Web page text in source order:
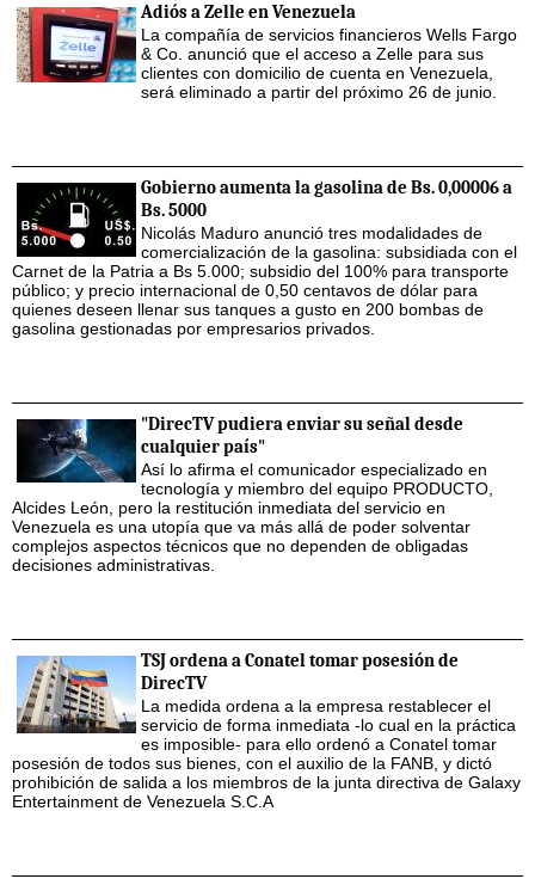
Adiós a Zelle en Venezuela
La compañía de servicios financieros Wells Fargo
& Co. anunció que el acceso a Zelle para sus
clientes con domicilio de cuenta en Venezuela,
será eliminado a partir del próximo 26 de junio.
Gobierno aumenta la gasolina de Bs. 0,00006 a
Bs. 5000
Nicolás Maduro anunció tres modalidades de
comercialización de la gasolina: subsidiada con el
Carnet de la Patria a Bs 5.000; subsidio del 100% para transporte
público; y precio internacional de 0,50 centavos de dólar para
quienes deseen llenar sus tanques a gusto en 200 bombas de
gasolina gestionadas por empresarios privados.
"DirecTV pudiera enviar su señal desde
cualquier país"
Así lo afirma el comunicador especializado en
tecnología y miembro del equipo PRODUCTO,
Alcides León, pero la restitución inmediata del servicio en
Venezuela es una utopía que va más allá de poder solventar
complejos aspectos técnicos que no dependen de obligadas
decisiones administrativas.
TSJ ordena a Conatel tomar posesión de
DirecTV
La medida ordena a la empresa restablecer el
servicio de forma inmediata -lo cual en la práctica
es imposible- para ello ordenó a Conatel tomar
posesión de todos sus bienes, con el auxilio de la FANB, y dictó
prohibición de salida a los miembros de la junta directiva de Galaxy
Entertainment de Venezuela S.C.A